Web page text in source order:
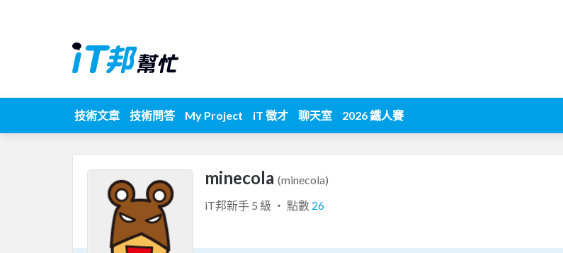
技術文章 技術問答 My Project iT 徵才 聊天室 2026 鐵人賽
minecola (minecola)
iT邦新手 5 級 ‧ 點數 26